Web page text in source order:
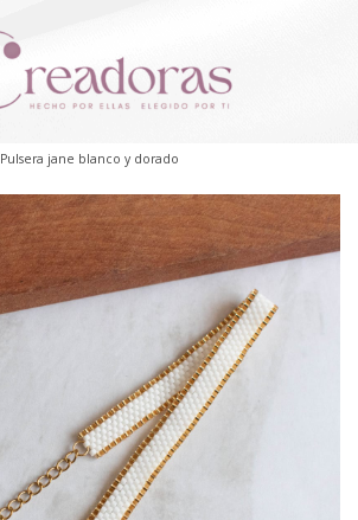
Pulsera jane blanco y dorado